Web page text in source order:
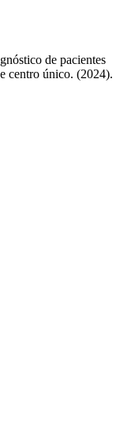
de pacientes
centro único. (2024).